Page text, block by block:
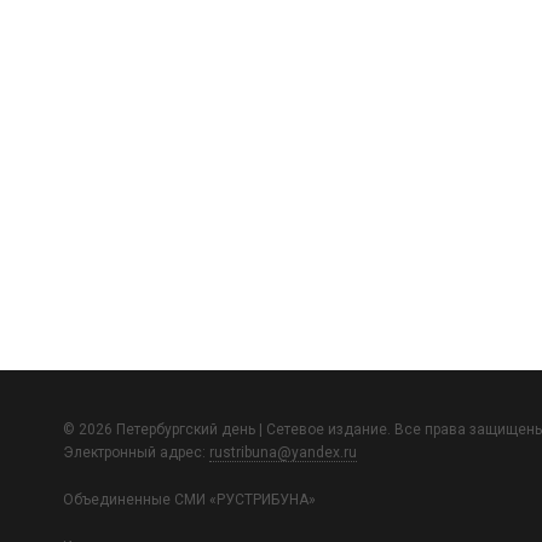
© 2026 Петербургский день | Сетевое издание. Все права
Электронный адрес: rustribuna@yandex.ru
Объединенные СМИ «РУСТРИБУНА»